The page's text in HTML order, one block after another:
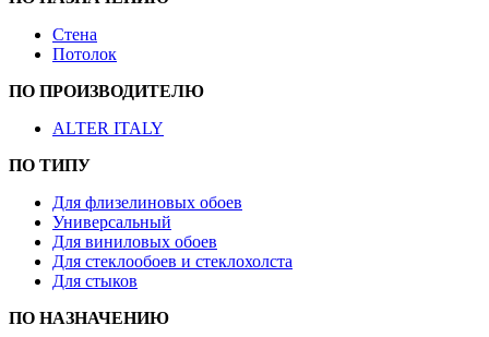
Стена
Потолок
ПО ПРОИЗВОДИТЕЛЮ
ALTER ITALY
ПО ТИПУ
Для флизелиновых обоев
Универсальный
Для виниловых обоев
Для стеклообоев и стеклохолста
Для стыков
ПО НАЗНАЧЕНИЮ